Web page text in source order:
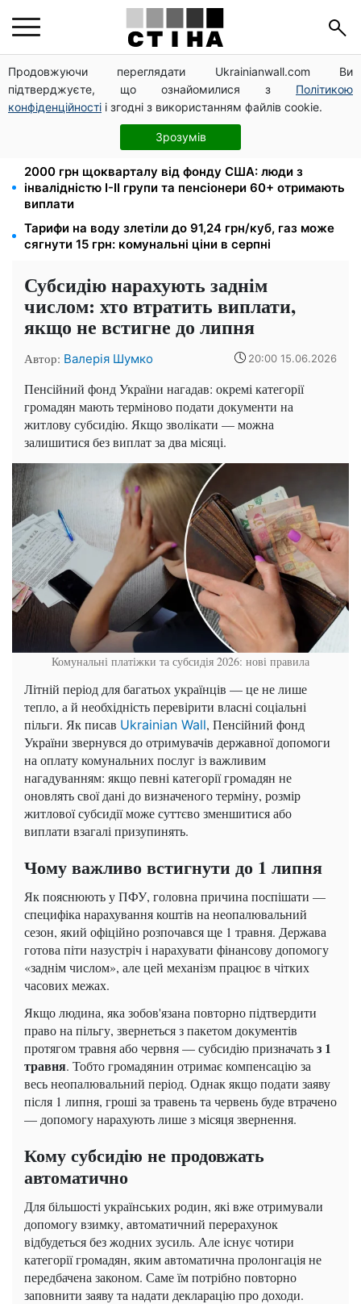
Продовжуючи переглядати Ukrainianwall.com Ви
підтверджуєте, що ознайомилися з Політикою
конфіденційності і згодні з використанням файлів cookie.
Зрозумів
Директорка ДОЗ Києва Тетяна Мостепан:
Демографічна криза потребує нових рішень уже
сьогодні
Пенсійна реформа у вересні: добровільні
накопичення й перегляд спецпенсій суддів
2000 грн щокварталу від фонду США: люди з
інвалідністю I-II групи та пенсіонери 60+ отримають
виплати
Тарифи на воду злетіли до 91,24 грн/куб, газ може
сягнути 15 грн: комунальні ціни в серпні
Субсидію нарахують заднім
числом: хто втратить виплати,
якщо не встигне до липня
Автор: Валерія Шумко 20:00 15.06.2026
Пенсійний фонд України нагадав: окремі категорії
громадян мають терміново подати документи на
житлову субсидію. Якщо зволікати — можна
залишитися без виплат за два місяці.
Комунальні платіжки та субсидія 2026: нові правила
Літній період для багатьох українців — це не лише
тепло, а й необхідність перевірити власні соціальні
пільги. Як писав Ukrainian Wall, Пенсійний фонд
України звернувся до отримувачів державної допомоги
на оплату комунальних послуг із важливим
нагадуванням: якщо певні категорії громадян не
оновлять свої дані до визначеного терміну, розмір
житлової субсидії може суттєво зменшитися або
виплати взагалі призупинять.
Чому важливо встигнути до 1 липня
Як пояснюють у ПФУ, головна причина поспішати —
специфіка нарахування коштів на неопалювальний
сезон, який офіційно розпочався ще 1 травня. Держава
готова піти назустріч і нарахувати фінансову допомогу
«заднім числом», але цей механізм працює в чітких
часових межах.
Якщо людина, яка зобов'язана повторно підтвердити
право на пільгу, звернеться з пакетом документів
протягом травня або червня — субсидію призначатьз 1
травня. Тобто громадянин отримає компенсацію за
весь неопалювальний період. Однак якщо подати заяву
після 1 липня, гроші за травень та червень буде втрачено
— допомогу нарахують лише з місяця звернення.
Кому субсидію не продовжать
автоматично
Для більшості українських родин, які вже отримували
допомогу взимку, автоматичний перерахунок
відбудеться без жодних зусиль. Але існує чотири
категорії громадян, яким автоматична пролонгація не
передбачена законом. Саме їм потрібно повторно
заповнити заяву та надати декларацію про доходи.